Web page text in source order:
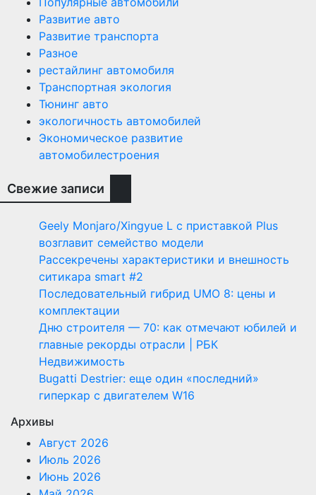
Развитие авто
Развитие транспорта
Разное
рестайлинг автомобиля
Транспортная экология
Тюнинг авто
экологичность автомобилей
Экономическое развитие
автомобилестроения
Свежие записи
Geely Monjaro/Xingyue L с приставкой Plus
возглавит семейство модели
Рассекречены характеристики и внешность
ситикара smart #2
Последовательный гибрид UMO 8: цены и
комплектации
Дню строителя — 70: как отмечают юбилей и
главные рекорды отрасли | РБК
Недвижимость
Bugatti Destrier: еще один «последний»
гиперкар с двигателем W16
Архивы
Август 2026
Июль 2026
Июнь 2026